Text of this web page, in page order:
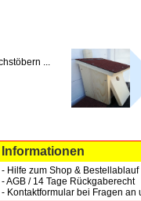
...
Informationen
- Hilfe zum Shop & Bestellablauf
-AGB / 14 Tage Rückgaberecht
- Kontaktformular bei Fragen an